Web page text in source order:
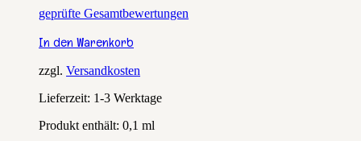
geprüfte Gesamtbewertungen
In den Warenkorb
zzgl. Versandkosten
Lieferzeit: 1-3 Werktage
Produkt enthält: 0,1 ml